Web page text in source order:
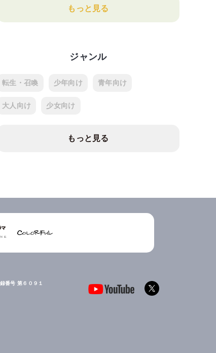
もっと見る
ジャンル
転生・召喚 少年向け 青年向け
大人向け 少女向け
もっと見る
番号 第６０９１